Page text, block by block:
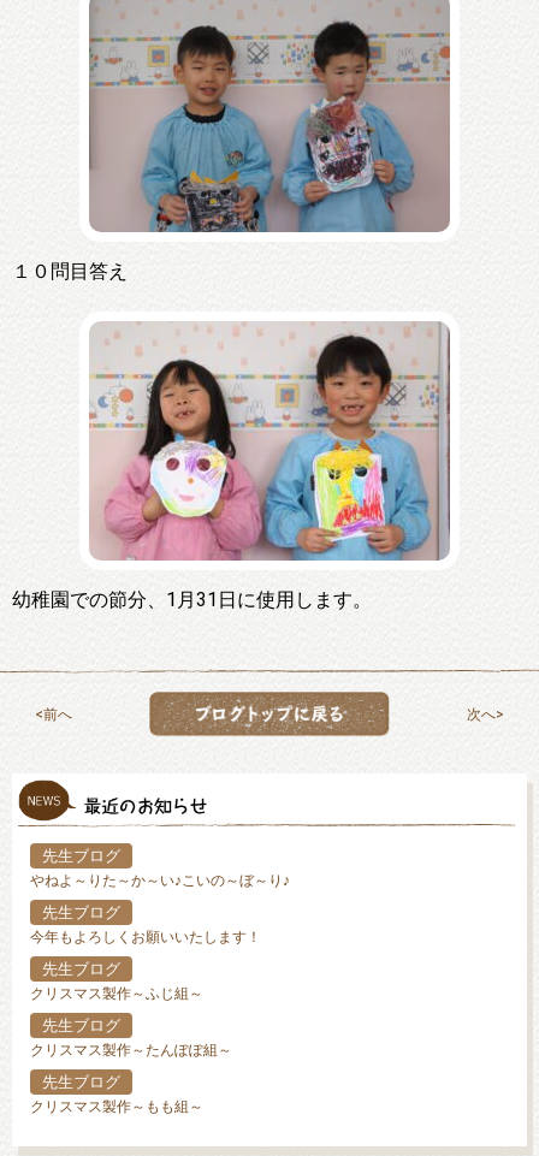
１０問目答え
幼稚園での節分、1月31日に使用します。
前へ 次へ
先生ブログ
やねよ～りた～か～い♪こいの～ぼ～り♪
先生ブログ
今年もよろしくお願いいたします！
先生ブログ
クリスマス製作～ふじ組～
先生ブログ
クリスマス製作～たんぽぽ組～
先生ブログ
クリスマス製作～もも組～